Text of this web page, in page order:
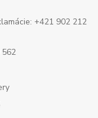
+421 902 212